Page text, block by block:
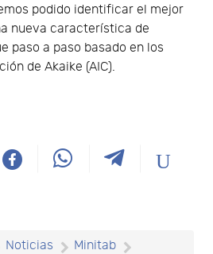
podido identificar el mejor
nueva característica de
paso a paso basado en los
de Akaike (AIC).
Noticias
Minitab